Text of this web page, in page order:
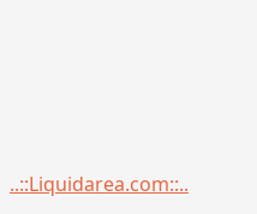
Menu
..::Liquidarea.com::..